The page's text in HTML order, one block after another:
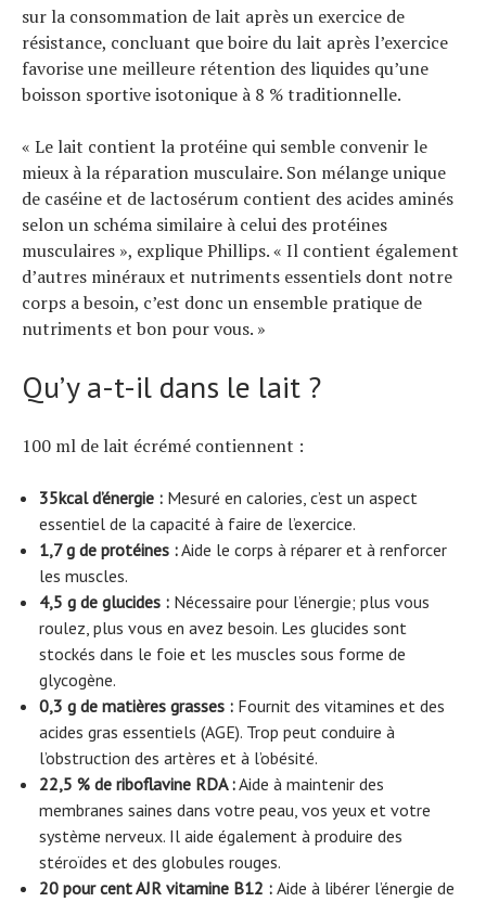
sur la consommation de lait après un exercice de
résistance, concluant que boire du lait après l’exercice
favorise une meilleure rétention des liquides qu’une
boisson sportive isotonique à 8 % traditionnelle.
« Le lait contient la protéine qui semble convenir le
mieux à la réparation musculaire. Son mélange unique
de caséine et de lactosérum contient des acides aminés
selon un schéma similaire à celui des protéines
musculaires », explique Phillips. « Il contient également
d’autres minéraux et nutriments essentiels dont notre
corps a besoin, c’est donc un ensemble pratique de
nutriments et bon pour vous. »
Qu’y a-t-il dans le lait ?
100 ml de lait écrémé contiennent :
35kcal d’énergie : Mesuré en calories, c’est un aspect
essentiel de la capacité à faire de l’exercice.
1,7 g de protéines :Aide le corps à réparer et à renforcer
les muscles.
4,5 g de glucides : Nécessaire pour l’énergie; plus vous
roulez, plus vous en avez besoin. Les glucides sont
stockés dans le foie et les muscles sous forme de
glycogène.
0,3 g de matières grasses : Fournit des vitamines et des
acides gras essentiels (AGE). Trop peut conduire à
l’obstruction des artères et à l’obésité.
22,5 % de riboflavine RDA :Aide à maintenir des
membranes saines dans votre peau, vos yeux et votre
système nerveux. Il aide également à produire des
stéroïdes et des globules rouges.
20 pour centAJR vitamine B12 : Aide à libérer l’énergie de